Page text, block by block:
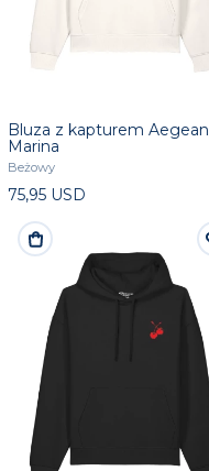
Bluza z kapturem Aegean
Marina
Beżowy
75,95 USD